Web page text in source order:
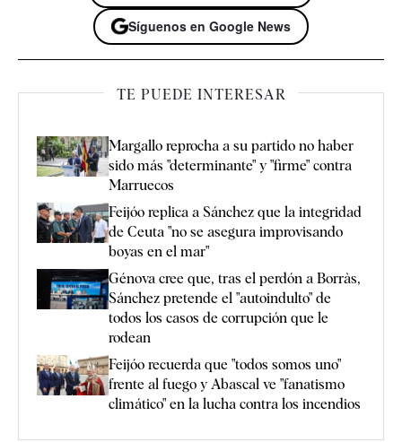
Síguenos en Google News
TE PUEDE INTERESAR
Margallo reprocha a su partido no haber
sido más "determinante" y "firme" contra
Marruecos
Feijóo replica a Sánchez que la integridad
de Ceuta "no se asegura improvisando
boyas en el mar"
Génova cree que, tras el perdón a Borràs,
Sánchez pretende el "autoindulto" de
todos los casos de corrupción que le
rodean
Feijóo recuerda que "todos somos uno"
frente al fuego y Abascal ve "fanatismo
climático" en la lucha contra los incendios